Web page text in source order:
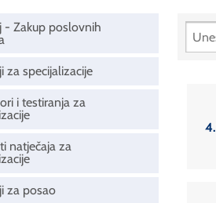
- Zakup poslovnih
za specijalizacije
i testiranja za
natječaja za
za posao